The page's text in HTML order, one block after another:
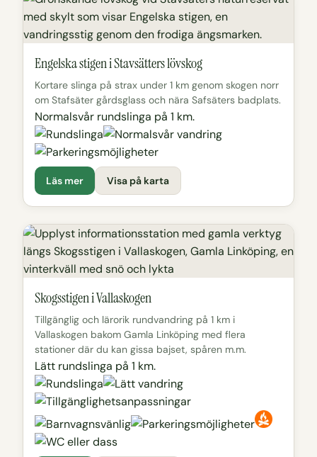
Engelska stigen i Stavsätters lövskog
Kortare slinga på strax under 1 km genom skogen norr
om Stafsäter gårdsglass och nära Safsäters badplats.
Normalsvår rundslinga på 1 km.
Läs mer Visa på karta
Skogsstigen i Vallaskogen
Tillgänglig och lärorik rundvandring på 1 km i
Vallaskogen bakom Gamla Linköping med flera
stationer där du kan gissa bajset, spåren m.m.
Lätt rundslinga på 1 km.